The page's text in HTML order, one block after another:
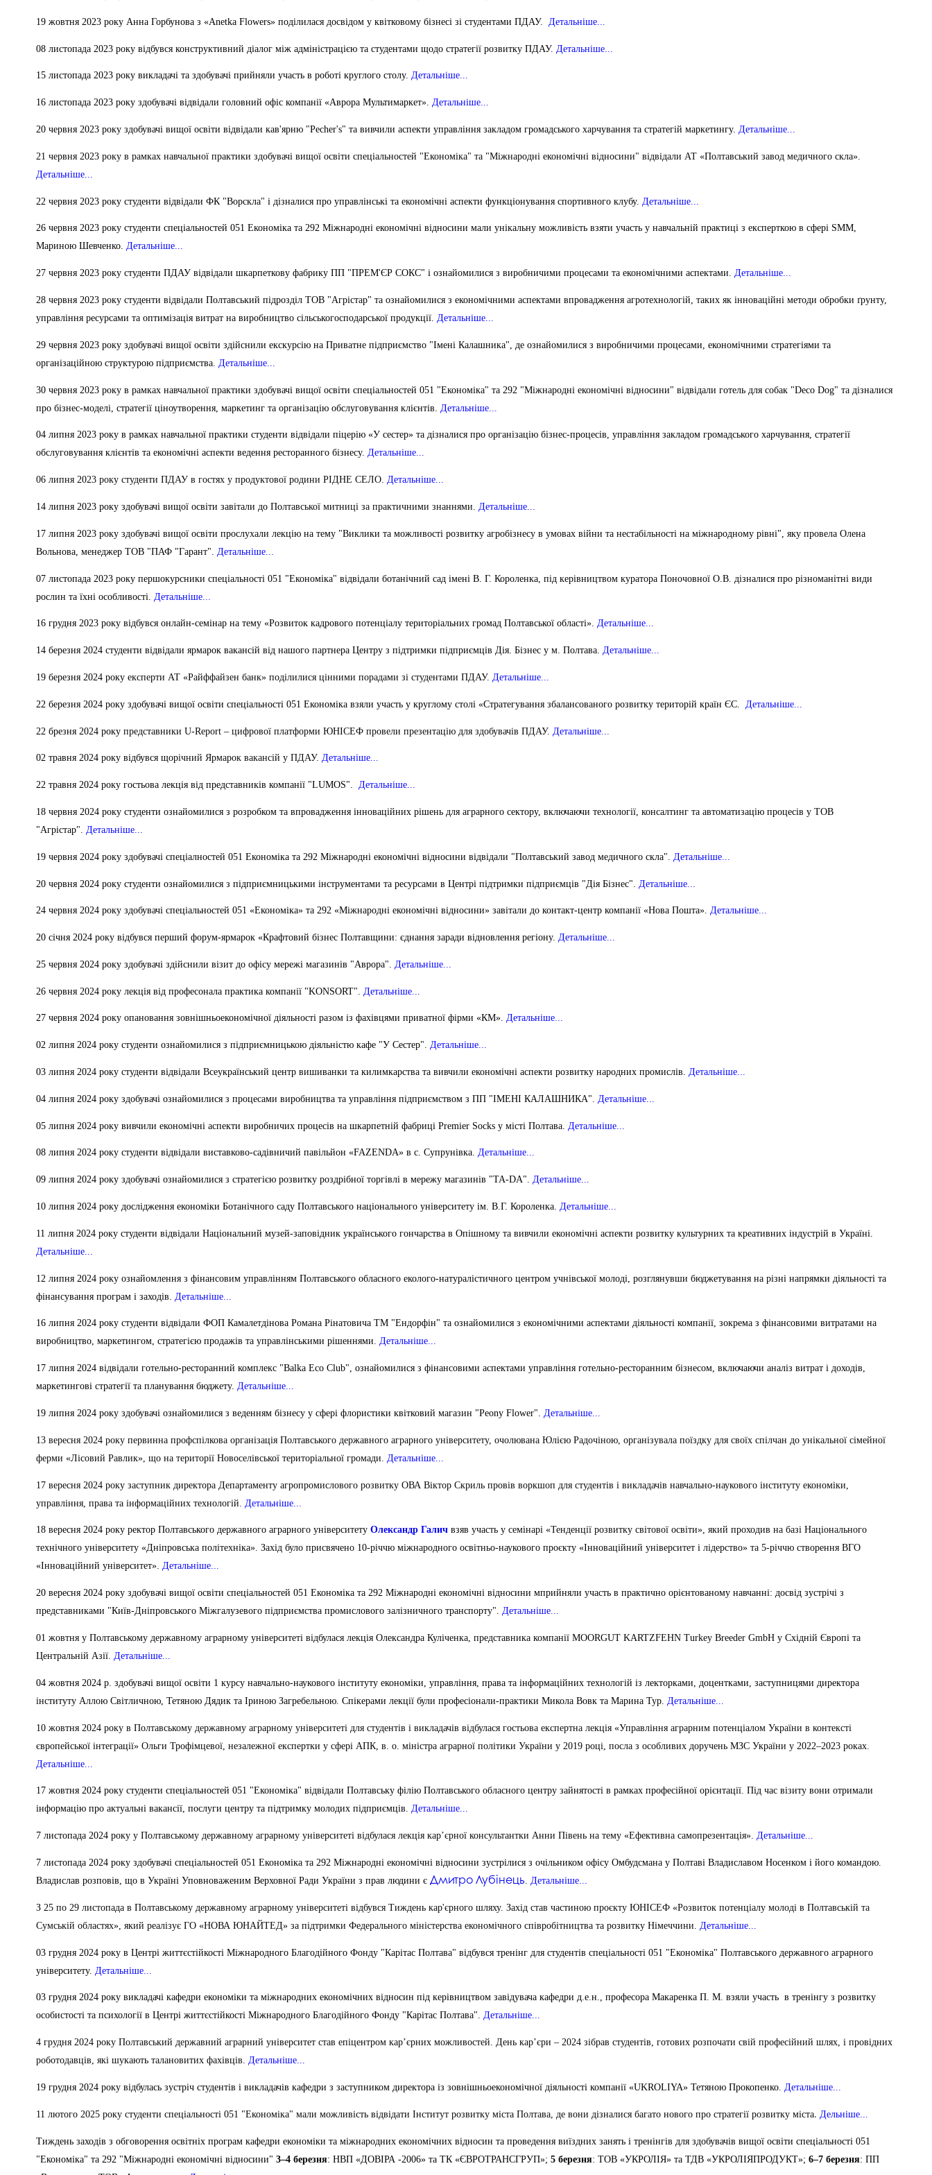
Антикорупційна діяльність
Меморіал пам'яті
4.0
Психологічна служба
Омбудсмен учасників
Навчально-наукові центри
Дорадча служба
Вступні випробування 2026
та іміджевої діяльності
Спорт
Працевлаштування
Академічна доброчесність
Неформальна / Інформальна
Якість освіти, рада з якості вищої
Відділ моніторингу та забезпечення
об’єднання з питань науки
Наукометричні бази
Фахові журнали
Науково-технічні заходи
Інформація щодо виконання
19 жовтня 2023 року Анна Горбунова з «Anetka Flowers» поділилася досвідом у квітковому бізнесі зі студентами ПДАУ. Детальніше...
08 листопада 2023 року відбувся конструктивний діалог між адміністрацією та студентами щодо стратегії розвитку ПДАУ. Детальніше...
15 листопада 2023 року викладачі та здобувачі прийняли участь в роботі круглого столу. Детальніше...
16 листопада 2023 року здобувачі відвідали головний офіс компанії «Аврора Мультимаркет». Детальніше...
20 червня 2023 року здобувачі вищої освіти відвідали кав'ярню "Pecher's" та вивчили аспекти управління закладом громадського харчування та стратегій маркетингу. Детальніше...
21 червня 2023 року в рамках навчальної практики здобувачі вищої освіти спеціальностей "Економіка" та "Міжнародні економічні відносини" відвідали АТ «Полтавський завод медичного скла».
Детальніше...
22 червня 2023 року студенти відвідали ФК "Ворскла" і дізналися про управлінські та економічні аспекти функціонування спортивного клубу. Детальніше...
26 червня 2023 року студенти спеціальностей 051 Економіка та 292 Міжнародні економічні відносини мали унікальну можливість взяти участь у навчальній практиці з експерткою в сфері SMM,
Мариною Шевченко. Детальніше...
27 червня 2023 року студенти ПДАУ відвідали шкарпеткову фабрику ПП "ПРЕМ'ЄР СОКС" і ознайомилися з виробничими процесами та економічними аспектами. Детальніше...
28 червня 2023 року студенти відвідали Полтавський підрозділ ТОВ "Агрістар" та ознайомилися з економічними аспектами впровадження агротехнологій, таких як інноваційні методи обробки ґрунту,
управління ресурсами та оптимізація витрат на виробництво сільськогосподарської продукції. Детальніше...
29 червня 2023 року здобувачі вищої освіти здійснили екскурсію на Приватне підприємство "Імені Калашника", де ознайомилися з виробничими процесами, економічними стратегіями та
організаційною структурою підприємства. Детальніше...
30 червня 2023 року в рамках навчальної практики здобувачі вищої освіти спеціальностей 051 "Економіка" та 292 "Міжнародні економічні відносини" відвідали готель для собак "Deco Dog" та дізналися
про бізнес-моделі, стратегії ціноутворення, маркетинг та організацію обслуговування клієнтів. Детальніше...
04 липня 2023 року в рамках навчальної практики студенти відвідали піцерію «У сестер» та дізналися про організацію бізнес-процесів, управління закладом громадського харчування, стратегії
обслуговування клієнтів та економічні аспекти ведення ресторанного бізнесу. Детальніше...
06 липня 2023 року студенти ПДАУ в гостях у продуктової родини РІДНЕ СЕЛО. Детальніше...
14 липня 2023 року здобувачі вищої освіти завітали до Полтавської митниці за практичними знаннями. Детальніше...
17 липня 2023 року здобувачі вищої освіти прослухали лекцію на тему "Виклики та можливості розвитку агробізнесу в умовах війни та нестабільності на міжнародному рівні", яку провела Олена
Вольнова, менеджер ТОВ "ПАФ "Гарант". Детальніше...
07 листопада 2023 року першокурсники спеціальності 051 "Економіка" відвідали ботанічний сад імені В. Г. Короленка, під керівництвом куратора Поночовної О.В. дізналися про різноманітні види
рослин та їхні особливості. Детальніше...
16 грудня 2023 року відбувся онлайн-семінар на тему «Розвиток кадрового потенціалу територіальних громад Полтавської області». Детальніше...
14 березня 2024 студенти відвідали ярмарок вакансій від нашого партнера Центру з підтримки підприємців Дія. Бізнес у м. Полтава. Детальніше...
19 березня 2024 року експерти АТ «Райффайзен банк» поділилися цінними порадами зі студентами ПДАУ. Детальніше...
22 березня 2024 року здобувачі вищої освіти спеціальності 051 Економіка взяли участь у круглому столі «Стратегування збалансованого розвитку територій країн ЄС Детальніше...
22 брезня 2024 року представники U-Report – цифрової платформи ЮНІСЕФ провели презентацію для здобувачів ПДАУ. Детальніше...
02 травня 2024 року відбувся щорічний Ярмарок вакансій у ПДАУ. Детальніше...
22 травня 2024 року гостьова лекція від представників компанії "LUMOS". Детальніше...
18 червня 2024 року студенти ознайомилися з розробком та впровадження інноваційних рішень для аграрного сектору, включаючи технології, консалтинг та автоматизацію процесів у ТОВ
"Агрістар"
Детальніше...
19 червня 2024 року здобувачі спеціалностей 051 Економіка та 292 Міжнародні економічні відносини відвідали "Полтавський завод медичного скла". Детальніше...
20 червня 2024 року студенти ознайомилися з підприємницькими інструментами та ресурсами в Центрі підтримки підприємців "Дія Бізнес" Детальніше...
24 червня 2024 року здобувачі спеціальностей 051 «Економіка» та 292 «Міжнародні економічні відносини» завітали до контакт-центр компанії «Нова Пошта». Детальніше...
20 січня 2024 року відбувся перший форум-ярмарок «Крафтовий бізнес Полтавщини: єднання заради відновлення регіону. Детальніше...
25 червня 2024 року здобувачі здійснили візит до офісу мережі магазинів "Аврора". Детальніше...
26 червня 2024 року лекція від професонала практика компанії "KONSORT". Детальніше...
27 червня 2024 року опановання зовнішньоекономічної діяльності разом із фахівцями приватної фірми «КМ». Детальніше...
02 липня 2024 року студенти ознайомилися з підприємницькою діяльністю кафе "У Сестер". Детальніше...
03 липня 2024 року студенти відвідали Всеукраїнський центр вишиванки та килимкарства та вивчили економічні аспекти розвитку народних промислів. Детальніше...
04 липня 2024 року здобувачі ознайомилися з процесами виробництва та управління підприємством з ПП "ІМЕНІ КАЛАШНИКА". Детальніше...
05 липня 2024 року вивчили економічні аспекти виробничих процесів на шкарпетній фабриці Premier Socks у місті Полтава. Детальніше...
08 липня 2024 року студенти відвідали виставково-садівничий павільйон «FAZENDA» в с. Супрунівка. Детальніше...
09 липня 2024 року здобувачі ознайомилися з стратегією розвитку роздрібної торгівлі в мережу магазинів "ТА-DА". Детальніше...
10 липня 2024 року дослідження економіки Ботанічного саду Полтавського національного університету ім. В.Г. Короленка. Детальніше...
11 липня 2024 року студенти відвідали Національний музей-заповідник українського гончарства в Опішному та вивчили економічні аспекти розвитку культурних та креативних індустрій в Україні
Детальніше...
12 липня 2024 року ознайомлення з фінансовим управлінням Полтавського обласного еколого-натуралістичного центром учнівської молоді, розглянувши бюджетування на різні напрямки діяльності та
фінансування програм і заходів. Детальніше...
16 липня 2024 року студенти відвідали ФОП Камалетдінова Романа Рінатовича ТМ "Ендорфін" та ознайомилися з економічними аспектами діяльності компанії, зокрема з фінансовими витратами на
виробництво, маркетингом, стратегією продажів та управлінськими рішеннями. Детальніше...
17 липня 2024 відвідали готельно-ресторанний комплекс "Balka Eco Club", ознайомилися з фінансовими аспектами управління готельно-ресторанним бізнесом, включаючи аналіз витрат і доходів,
маркетингові стратегії та планування бюджету. Детальніше...
19 липня 2024 року здобувачі ознайомилися з веденням бізнесу у сфері флористики квітковий магазин "Peony Flower". Детальніше...
13 вересня 2024 року первинна профспілкова організація Полтавського державного аграрного університету, очолювана Юлією Радочіною, організувала поїздку для своїх спілчан до унікальної сімейної
ферми «Лісовий Равлик», що на території Новоселівської територіальної громади. Детальніше...
17 вересня 2024 року заступник директора Департаменту агропромислового розвитку ОВА Віктор Скриль провів воркшоп для студентів і викладачів навчально-наукового інституту економіки,
управління, права та інформаційних технологій. Детальніше...
18 вересня 2024 року ректор Полтавського державного аграрного університету Олександр Галич взяв участь у семінарі «Тенденції розвитку світової освіти», який проходив на базі Національного
технічного університету «Дніпровська політехніка». Захід було присвячено 10-річчю міжнародного освітньо-наукового проєкту «Інноваційний університет і лідерство» та 5-річчю створення ВГО
«Інноваційний університет». Детальніше...
20 вересня 2024 року здобувачі вищої освіти спеціальностей 051 Економіка та 292 Міжнародні економічні відносини мприйняли участь в практично орієнтованому навчанні: досвід зустрічі з
представниками "Київ-Дніпровського Міжгалузевого підприємства промислового залізничного транспорту". Детальніше...
01 жовтня у Полтавському державному аграрному університеті відбулася лекція Олександра Куліченка, представника компанії MOORGUT KARTZFEHN Turkey Breeder GmbH у Східній Європі та
Центральній Азії. Детальніше...
04 жовтня 2024 р. здобувачі вищої освіти 1 курсу навчально-наукового інституту економіки, управління, права та інформаційних технологій із лекторками, доцентками, заступницями директора
інституту Аллою Світличною, Тетяною Дядик та Іриною Загребельною. Спікерами лекції були професіонали-практики Микола Вовк та Марина Тур. Детальніше...
10 жовтня 2024 року в Полтавському державному аграрному університеті для студентів і викладачів відбулася гостьова експертна лекція «Управління аграрним потенціалом України в контексті
європейської інтеграції» Ольги Трофімцевої, незалежної експертки у сфері АПК, в. о. міністра аграрної політики України у 2019 році, посла з особливих доручень МЗС України у 2022–2023 роках.
Детальніше...
17 жовтня 2024 року студенти спеціальностей 051 "Економіка" відвідали Полтавську філію Полтавського обласного центру зайнятості в рамках професійної орієнтації. Під час візиту вони отримали
інформацію про актуальні вакансії, послуги центру та підтримку молодих підприємців. Детальніше...
7 листопада 2024 року у Полтавському державному аграрному університеті відбулася лекція кар’єрної консультантки Анни Півень на тему «Ефективна самопрезентація». Детальніше...
7 листопада 2024 року здобувачі спеціальностей 051 Економіка та 292 Міжнародні економічні відносини зустрілися з очільником офісу Омбудсмана у Полтаві Владиславом Носенком і його командою.
Владислав розповів, що в Україні Уповноваженим Верховної Ради України з прав людини є Дмитро Лубінець. Детальніше...
З 25 по 29 листопада в Полтавському державному аграрному університеті відбувся Тиждень кар'єрного шляху. Захід став частиною проєкту ЮНІСЕФ «Розвиток потенціалу молоді в Полтавській та
Сумській областях», який реалізує ГО «НОВА ЮНАЙТЕД» за підтримки Федерального міністерства економічного співробітництва та розвитку Німеччини. Детальніше...
03 грудня 2024 року в Центрі життєстійкості Міжнародного Благодійного Фонду "Карітас Полтава" відбувся тренінг для студентів спеціальності 051 "Економіка" Полтавського державного аграрного
університету. Детальніше...
03 грудня 2024 року викладачі кафедри економіки та міжнародних економічних відносин під керівництвом завідувача кафедри д.е.н., професора Макаренка П. М. взяли участь в тренінгу з розвитку
особистості та психології в Центрі життєстійкості Міжнародного Благодійного Фонду "Карітас Полтава". Детальніше...
4 грудня 2024 року Полтавський державний аграрний університет став епіцентром кар’єрних можливостей. День кар’єри – 2024 зібрав студентів, готових розпочати свій професійний шлях, і провідних
роботодавців, які шукають талановитих фахівців. Детальніше...
19 грудня 2024 року відбулась зустріч студентів і викладачів кафедри з заступником директора із зовнішньоекономічної діяльності компанії «UKROLIYA» Тетяною Прокопенко. Детальніше...
11 лютого 2025 року студенти спеціальності 051 "Економіка" мали можливість відвідати Інститут розвитку міста Полтава, де вони дізналися багато нового про стратегії розвитку міста. Дельніше...
Тиждень заходів з обговорення освітніх програм кафедри економіки та міжнародних економічних відносин та проведення виїздних занять і тренінгів для здобувачів вищої освіти спеціальності 051
"Економіка" та 292 "Міжнародні економічні відносини" 3–4 березня: НВП «ДОВІРА -2006» та ТК «ЄВРОТРАНСГРУП»; 5 березня: ТОВ «УКРОЛІЯ» та ТДВ «УКРОЛІЯПРОДУКТ»; 6–7 березня: ПП